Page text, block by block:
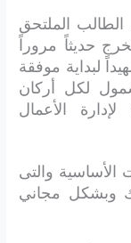
الملتحق
حديثاً مروراً
لبداية موفقة
لكل أركان
الأعمال
الأساسية والتى
وبشكل مجاني